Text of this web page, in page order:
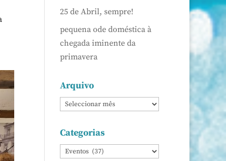
25 de Abril, sempre!
pequena ode doméstica à
chegada iminente da
primavera
Arquivo
Categorias